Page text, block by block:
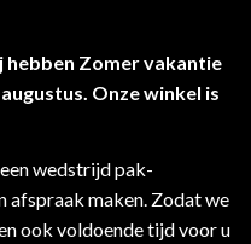
hebben Zomer vakantie
Onze winkel is
wedstrijd pak-
afspraak maken. Zodat we
ook voldoende tijd voor u